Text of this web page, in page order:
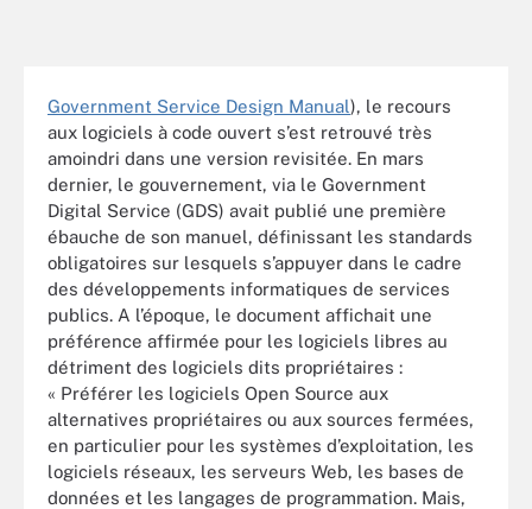
Government Service Design Manual), le recours
aux logiciels à code ouvert s’est retrouvé très
amoindri dans une version revisitée. En mars
dernier, le gouvernement, via le Government
Digital Service (GDS) avait publié une première
ébauche de son manuel, définissant les standards
obligatoires sur lesquels s’appuyer dans le cadre
des développements informatiques de services
publics. A l’époque, le document affichait une
préférence affirmée pour les logiciels libres au
détriment des logiciels dits propriétaires :
« Préférer les logiciels Open Source aux
alternatives propriétaires ou aux sources fermées,
en particulier pour les systèmes d’exploitation, les
logiciels réseaux, les serveurs Web, les bases de
données et les langages de programmation. Mais,